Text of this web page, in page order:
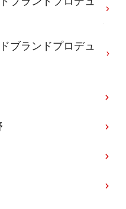
ブランドプロデュ